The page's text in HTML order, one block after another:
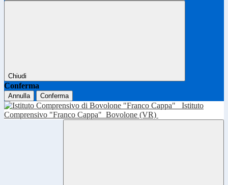
Chiudi
Conferma
Annulla Conferma
Istituto
Comprensivo "Franco Cappa" Bovolone (VR)